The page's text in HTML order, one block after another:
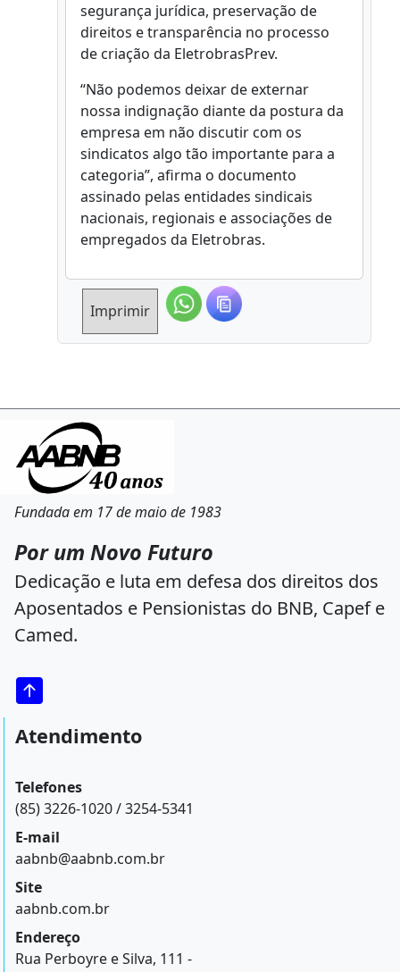
segurança jurídica, preservação de
direitos e transparência no processo
de criação da EletrobrasPrev.
“Não podemos deixar de externar
nossa indignação diante da postura da
empresa em não discutir com os
sindicatos algo tão importante para a
categoria”, afirma o documento
assinado pelas entidades sindicais
nacionais, regionais e associações de
empregados da Eletrobras.
Imprimir
Fundada em 17 de maio de 1983
Por um Novo Futuro
Dedicação e luta em defesa dos direitos dos
Aposentados e Pensionistas do BNB, Capef e
Camed.
Atendimento
Telefones
(85) 3226-1020 / 3254-5341
E-mail
aabnb@aabnb.com.br
Site
aabnb.com.br
Endereço
Rua Perboyre e Silva, 111 -